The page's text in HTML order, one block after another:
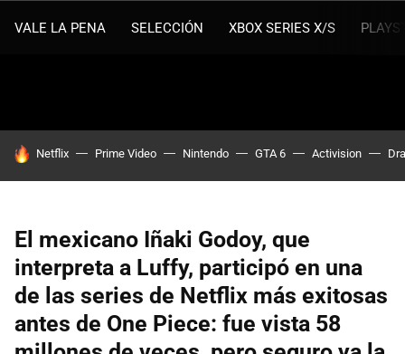
VALE LA PENA SELECCIÓN XBOX SERIES X/S
HOY SE HABLA DE
Netflix Prime Video Nintendo GTA 6 Activision
El mexicano Iñaki Godoy, que
interpreta a Luffy, participó en una
de las series de Netflix más exitosas
antes de One Piece: fue vista 58